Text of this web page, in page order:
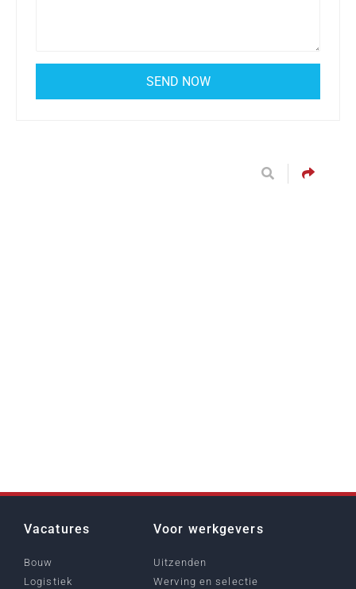
Vacatures
Bouw
Logistiek
Voor werkgevers
Uitzenden
Werving en selectie